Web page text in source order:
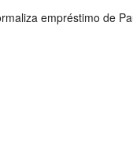
empréstimo de